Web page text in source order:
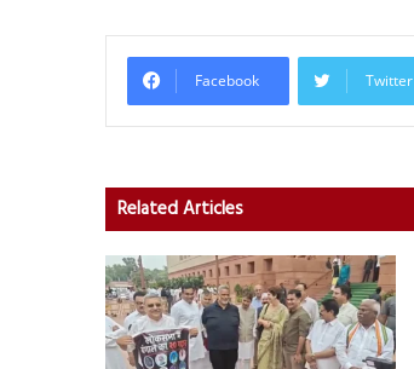
Facebook Twitter
Related Articles